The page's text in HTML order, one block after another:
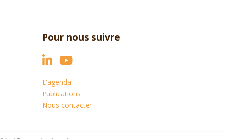
Pour nous suivre
L'agenda
Publications
Nous contacter